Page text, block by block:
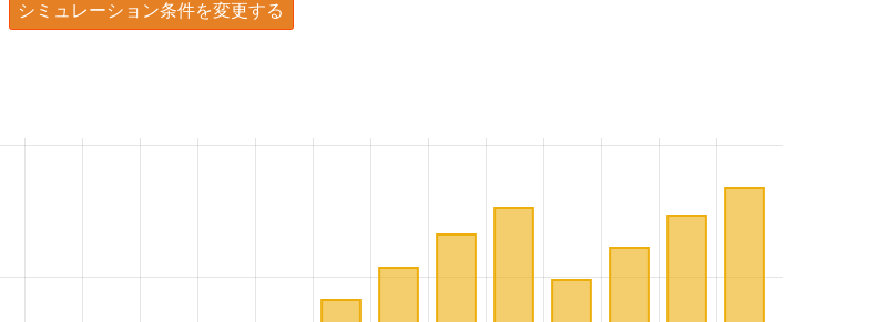
シミュレーション条件を変更する